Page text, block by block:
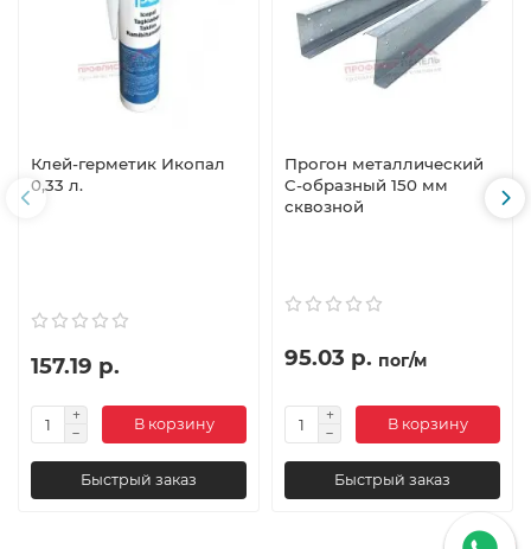
Клей-герметик Икопал
0,33 л.
157.19 р.
В корзину
Быстрый заказ
Прогон металлический
C-образный 150 мм
сквозной
95.03 р. пог/м
В корзину
Быстрый заказ